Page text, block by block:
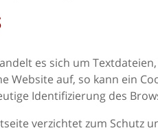
es sich um
Website auf, so kann ein
Identifizierung des
verzichtet zum Schutz